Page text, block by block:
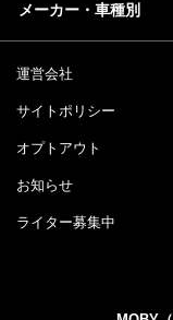
メーカー・車種別
運営会社
サイトポリシー
オプトアウト
お知らせ
ライター募集中